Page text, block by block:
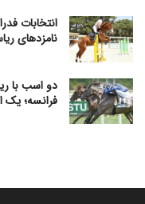
انتخابات
نامزدهای ریاست از
دو اسب با
فرانسه؛ یک